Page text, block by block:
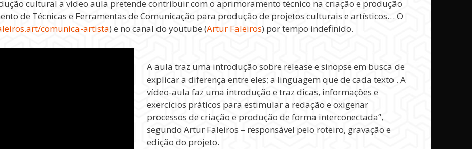
cultural a vídeo aula pretende contribuir com o aprimoramento técnico na criação e produção
de Técnicas e Ferramentas de Comunicação para produção de projetos culturais e artísticos… O
comunica-artista) e no canal do youtube (Artur Faleiros) por tempo indefinido.
A aula traz uma introdução sobre release e sinopse em busca de
explicar a diferença entre eles; a linguagem que de cada texto . A
vídeo-aula faz uma introdução e traz dicas, informações e
exercícios práticos para estimular a redação e oxigenar
processos de criação e produção de forma interconectada”,
segundo Artur Faleiros – responsável pelo roteiro, gravação e
edição do projeto.